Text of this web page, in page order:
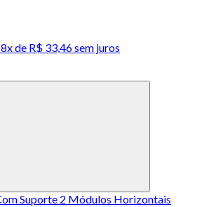
8x de R$ 33,46 sem juros